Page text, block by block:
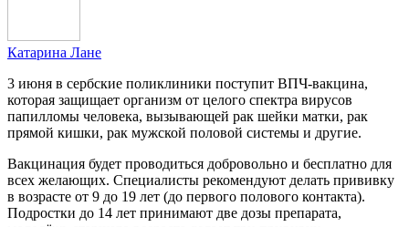
Катарина Лане
3 июня в сербские поликлиники поступит ВПЧ-вакцина,
которая защищает организм от целого спектра вирусов
папилломы человека, вызывающей рак шейки матки, рак
прямой кишки, рак мужской половой системы и другие.
Вакцинация будет проводиться добровольно и бесплатно для
всех желающих. Специалисты рекомендуют делать прививку
в возрасте от 9 до 19 лет (до первого полового контакта).
Подростки до 14 лет принимают две дозы препарата,